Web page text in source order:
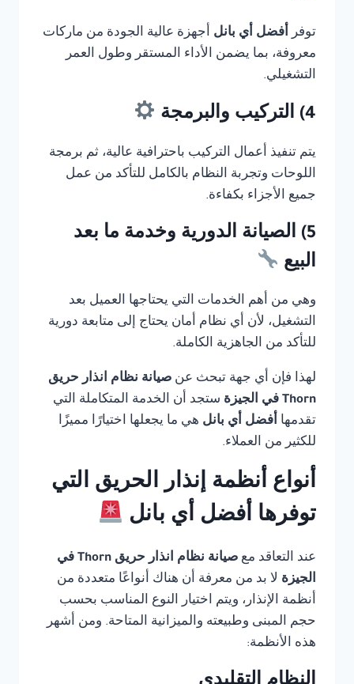
توفر أفضل أي بانل أجهزة عالية الجودة من ماركات
معروفة، بما يضمن الأداء المستقر وطول العمر
التشغيلي.
4) التركيب والبرمجة
يتم تنفيذ أعمال التركيب باحترافية عالية، ثم برمجة
اللوحات وتجربة النظام بالكامل للتأكد من عمل
جميع الأجزاء بكفاءة.
5) الصيانة الدورية وخدمة ما بعد
البيع
وهي من أهم الخدمات التي يحتاجها العميل بعد
التشغيل، لأن أي نظام أمان يحتاج إلى متابعة دورية
للتأكد من الجاهزية الكاملة.
لهذا فإن أي جهة تبحث عن صيانة نظام انذار حريق
Thorn في الجيزة
ستجد أن الخدمة المتكاملة التي
تقدمها أفضل أي بانل هي ما يجعلها اختيارًا مميزًا
للكثير من العملاء.
أنواع أنظمة إنذار الحريق التي
توفرها أفضل أي بانل
عند التعاقد مع
صيانة نظام انذار حريق Thorn في
الجيزة لا بد من معرفة أن هناك أنواعًا متعددة من
أنظمة الإنذار، ويتم اختيار النوع المناسب بحسب
حجم المبنى وطبيعته والميزانية المتاحة. ومن أشهر
هذه الأنظمة: